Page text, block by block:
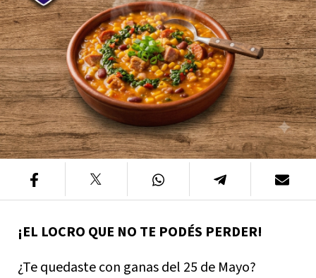
¡EL LOCRO QUE NO TE PODÉS PERDER!
¿Te quedaste con ganas del 25 de Mayo?